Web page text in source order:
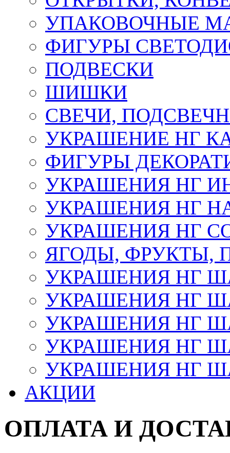
УПАКОВОЧНЫЕ
ФИГУРЫ
ПОДВЕСКИ
ШИШКИ
СВЕЧИ,
УКРАШЕНИЕ НГ
ФИГУРЫ
УКРАШЕНИЯ НГ
УКРАШЕНИЯ НГ
УКРАШЕНИЯ НГ
ЯГОДЫ, ФРУКТЫ,
УКРАШЕНИЯ НГ
УКРАШЕНИЯ НГ
УКРАШЕНИЯ НГ
УКРАШЕНИЯ НГ
УКРАШЕНИЯ НГ
АКЦИИ
ОПЛАТА И